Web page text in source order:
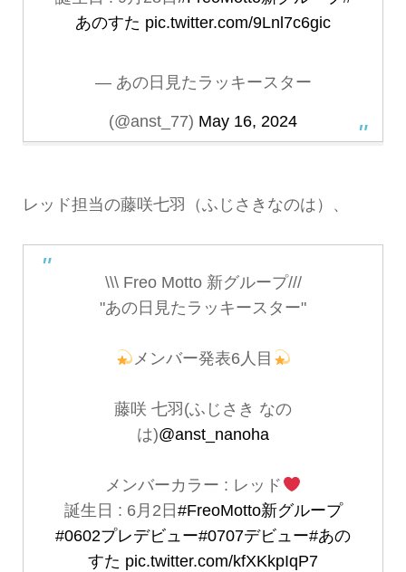
あのすた pic.twitter.com/9Lnl7c6gic
— あの日見たラッキースター
(@anst_77) May 16, 2024
レッド担当の藤咲七羽（ふじさきなのは）、
\\\ Freo Motto 新グループ///
"あの日見たラッキースター"
メンバー発表6人目
藤咲 七羽(ふじさき なの
は)@anst_nanoha
メンバーカラー : レッド
誕生日 : 6月2日 #FreoMotto新グループ
#0602プレデビュー#0707デビュー#あの
すた pic.twitter.com/kfXKkpIqP7